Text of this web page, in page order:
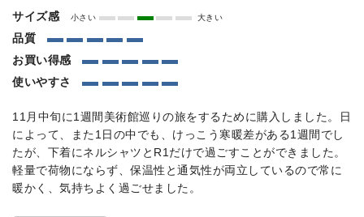
サイズ感 小さい 大きい
品質
お買い得感
使いやすさ
11月中旬に1週間美術館巡りの旅をするために購入しました。日
によって、また1日の中でも、けっこう寒暖差がある1週間でし
たが、下着にネルシャツとR1だけで過ごすことができました。
軽量で荷物にならず、保温性と通気性が両立しているので常に
暖かく、気持ちよく過ごせました。